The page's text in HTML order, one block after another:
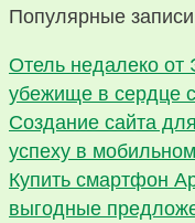
Популярные записи
Отель недалеко от
убежище в сердце
Создание сайта
успеху в
Купить смартфон
выгодные